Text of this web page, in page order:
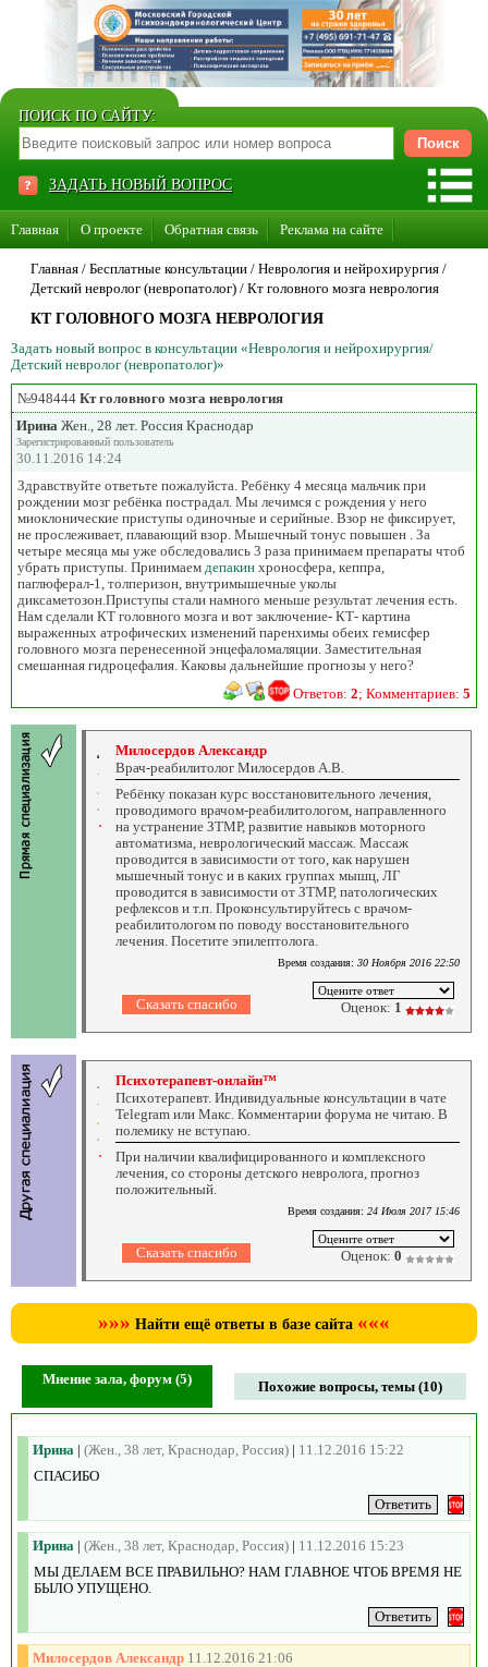
ПОИСК ПО САЙТУ:
ЗАДАТЬ НОВЫЙ ВОПРОС
Главная О проекте Обратная связь Реклама на сайте
Стать консультантом нашего сайта
Главная / Бесплатные консультации / Неврология и нейрохирургия /
Детский невролог (невропатолог) / Кт головного мозга неврология
КТ ГОЛОВНОГО МОЗГА НЕВРОЛОГИЯ
Задать новый вопрос в консультации «Неврология и нейрохирургия/
Детский невролог (невропатолог)»
№948444 Кт головного мозга неврология
Ирина Жен., 28 лет. Россия Краснодар
Зарегистрированный пользователь
30.11.2016 14:24
Здравствуйте ответьте пожалуйста. Ребёнку 4 месяца мальчик при
рождении мозг ребёнка пострадал. Мы лечимся с рождения у него
миоклонические приступы одиночные и серийные. Взор не фиксирует,
не прослеживает, плавающий взор. Мышечный тонус повышен . За
четыре месяца мы уже обследовались 3 раза принимаем препараты чтоб
убрать приступы. Принимаем депакин хроносфера, кеппра,
паглюферал-1, толперизон, внутримышечные уколы
диксаметозон.Приступы стали намного меньше результат лечения есть.
Нам сделали КТ головного мозга и вот заключение- КТ- картина
выраженных атрофических изменений паренхимы обеих гемисфер
головного мозга перенесенной энцефаломаляции. Заместительная
смешанная гидроцефалия. Каковы дальнейшие прогнозы у него?
Ответов: 2; Комментариев: 5
Милосердов Александр
Врач-реабилитолог Милосердов А.В.
Ребёнку показан курс восстановительного лечения,
проводимого врачом-реабилитологом, направленного
на устранение ЗТМР, развитие навыков моторного
автоматизма, неврологический массаж. Массаж
проводится в зависимости от того, как нарушен
мышечный тонус и в каких группах мышц, ЛГ
проводится в зависимости от ЗТМР, патологических
рефлексов и т.п. Проконсультируйтесь с врачом-
реабилитологом по поводу восстановительного
лечения. Посетите эпилептолога.
Время создания: 30 Ноября 2016 22:50
Оценок: 1
Психотерапевт-онлайн™
Психотерапевт. Индивидуальные консультации в чате
Telegram или Макс. Комментарии форума не читаю. В
полемику не вступаю.
При наличии квалифицированного и комплексного
лечения, со стороны детского невролога, прогноз
положительный.
Время создания: 24 Июля 2017 15:46
Оценок: 0
»»» Найти ещё ответы в базе сайта «««
Мнение зала, форум (5) Похожие вопросы, темы (10)
Ирина | (Жен., 38 лет, Краснодар, Россия) | 11.12.2016 15:22
СПАСИБО
Ирина | (Жен., 38 лет, Краснодар, Россия) | 11.12.2016 15:23
МЫ ДЕЛАЕМ ВСЕ ПРАВИЛЬНО? НАМ ГЛАВНОЕ ЧТОБ ВРЕМЯ НЕ
БЫЛО УПУЩЕНО.
Милосердов Александр 11.12.2016 21:06